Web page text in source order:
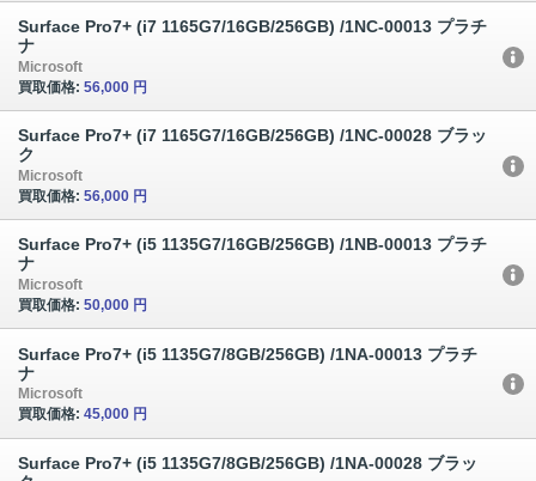
Surface Pro7+ (i7 1165G7/16GB/256GB) /1NC-00013 プラチ
ナ
Microsoft
買取価格: 56,000 円
Surface Pro7+ (i7 1165G7/16GB/256GB) /1NC-00028 ブラッ
ク
Microsoft
買取価格: 56,000 円
Surface Pro7+ (i5 1135G7/16GB/256GB) /1NB-00013 プラチ
ナ
Microsoft
買取価格: 50,000 円
Surface Pro7+ (i5 1135G7/8GB/256GB) /1NA-00013 プラチ
ナ
Microsoft
買取価格: 45,000 円
Surface Pro7+ (i5 1135G7/8GB/256GB) /1NA-00028 ブラッ